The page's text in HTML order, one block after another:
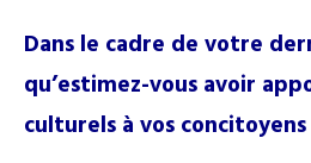
Dans le cadre de votre
qu’estimez-vous avoir
culturels à vos concitoyens